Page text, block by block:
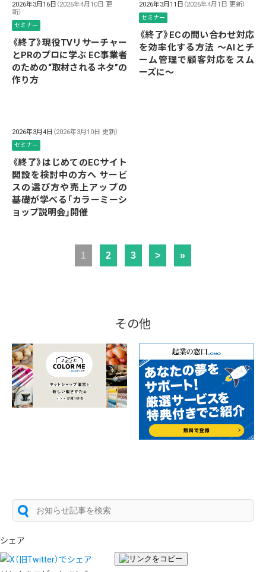
2026年3月16日 （2026年4月10日 更
新）
セミナー
《終了》現役TVリサーチャー
とPRのプロに学ぶ EC事業者
のための“取材されるネタ”の
作り方
2026年3月11日 （2026年4月1日 更新）
セミナー
《終了》ECの問い合わせ対応
を効率化する方法 ～AIとチ
ーム管理で顧客対応をスム
ーズに～
2026年3月4日 （2026年3月10日 更新）
セミナー
《終了》はじめてのECサイト
開設を検討中の方へ サービ
スの選び方や売上アップの
基礎が学べる「カラーミーシ
ョップ説明会」開催
1 2 3 > »
その他
シェア